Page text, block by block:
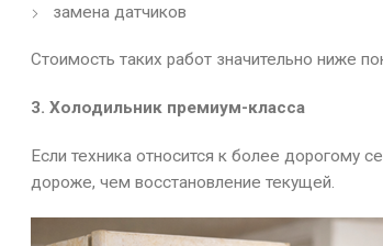
замена датчиков
Стоимость таких работ значительно ниже
3. Холодильник премиум-класса
Если техника относится к более дорогому
дороже, чем восстановление текущей.